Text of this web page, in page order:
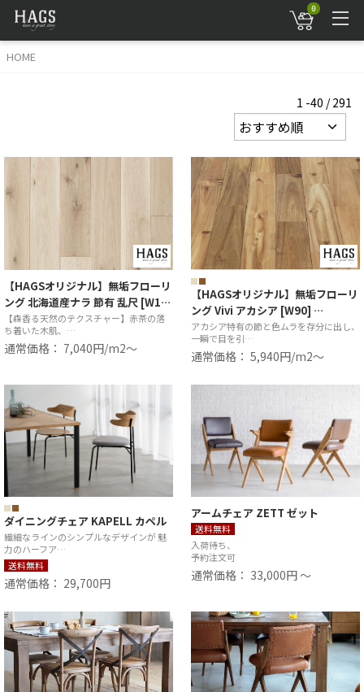
0
HOME
1 -40 / 291
【HAGSオリジナル】無垢フローリ
ング 北海道産ナラ 節有 乱尺 [W1…
【森香る天然のテクスチャー】赤茶の落
ち着いた木肌、…
通常価格： 7,040円/m2〜
【HAGSオリジナル】無垢フローリ
ング Vivi アカシア [W90] …
アカシア特有の節と色ムラを存分に出し、
一瞬で目を引…
通常価格： 5,940円/m2〜
ダイニングチェア KAPELL カペル
繊細なラインのシンプルなデザインが 魅
力のハーフア…
送料無料
通常価格： 29,700円
アームチェア ZETT ゼット
送料無料
入荷待ち、
予約注文可
通常価格： 33,000円 ～